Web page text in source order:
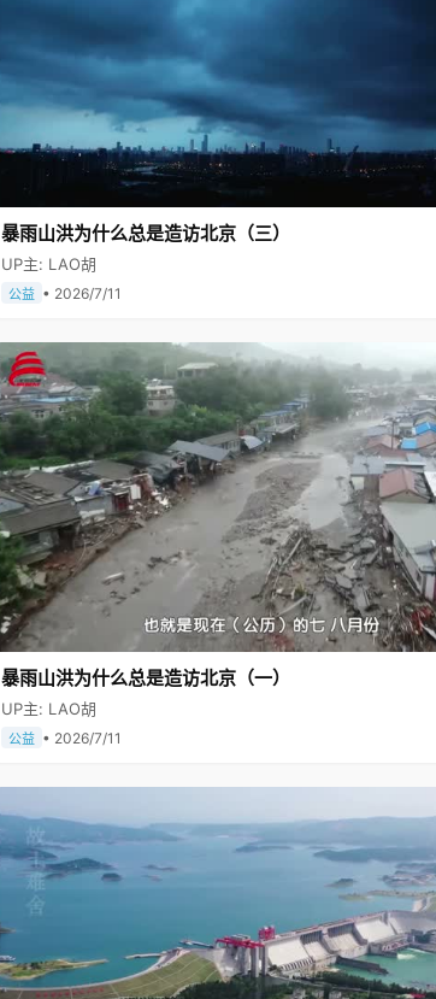
暴雨山洪为什么总是造访北京（三）
UP主: LAO胡
公益 • 2026/7/11
暴雨山洪为什么总是造访北京（一）
UP主: LAO胡
公益 • 2026/7/11